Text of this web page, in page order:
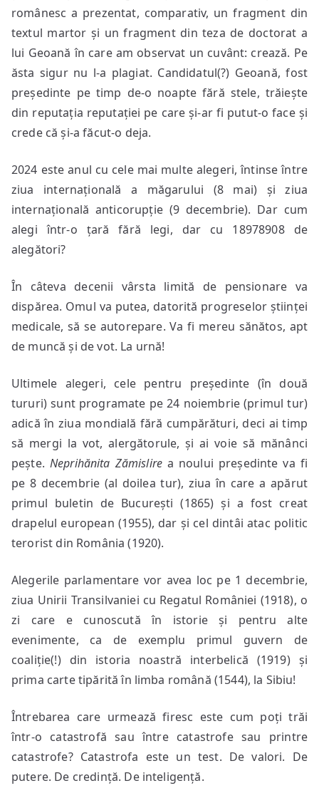
românesc a prezentat, comparativ, un fragment din
textul martor și un fragment din teza de doctorat a
lui Geoană în care am observat un cuvânt: crează. Pe
ăsta sigur nu l-a plagiat. Candidatul(?) Geoană, fost
președinte pe timp de-o noapte fără stele, trăiește
din reputația reputației pe care și-ar fi putut-o face și
crede că și-a făcut-o deja.
2024 este anul cu cele mai multe alegeri, întinse între
ziua internațională a măgarului (8 mai) și ziua
internațională anticorupție (9 decembrie). Dar cum
alegi într-o țară fără legi, dar cu 18978908 de
alegători?
În câteva decenii vârsta limită de pensionare va
dispărea. Omul va putea, datorită progreselor științei
medicale, să se autorepare. Va fi mereu sănătos, apt
de muncă și de vot. La urnă!
Ultimele alegeri, cele pentru președinte (în două
tururi) sunt programate pe 24 noiembrie (primul tur)
adică în ziua mondială fără cumpărături, deci ai timp
să mergi la vot, alergătorule, și ai voie să mănânci
pește. Neprihănita Zămislire a noului președinte va fi
pe 8 decembrie (al doilea tur), ziua în care a apărut
primul buletin de București (1865) și a fost creat
drapelul european (1955), dar și cel dintâi atac politic
terorist din România (1920).
Alegerile parlamentare vor avea loc pe 1 decembrie,
ziua Unirii Transilvaniei cu Regatul României (1918), o
zi care e cunoscută în istorie și pentru alte
evenimente, ca de exemplu primul guvern de
coaliție(!) din istoria noastră interbelică (1919) și
prima carte tipărită în limba română (1544), la Sibiu!
Întrebarea care urmează firesc este cum poți trăi
într-o catastrofă sau între catastrofe sau printre
catastrofe? Catastrofa este un test. De valori. De
putere. De credință. De inteligență.